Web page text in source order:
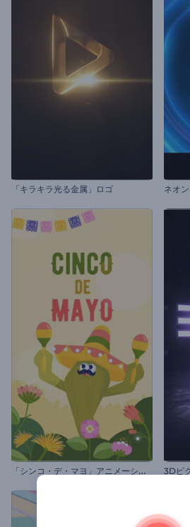
「キラキラ光る金属」ロゴ
「
シンコ・デ・マヨ」アニメーション